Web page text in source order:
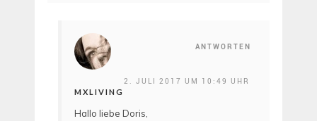
ANTWORTEN
MXLIVING
2. JULI 2017 UM 10:49 UHR
Hallo liebe Doris,